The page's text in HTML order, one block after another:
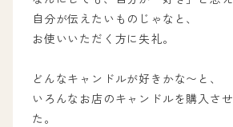
自分が伝えたいものじゃなと、
お使いいただく方に失礼。
どんなキャンドルが好きかな〜と、
いろんなお店のキャンドルを購入さ
た。